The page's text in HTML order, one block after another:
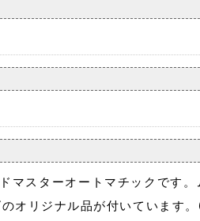
マスターオートマチックです。
オリジナル品が付いています